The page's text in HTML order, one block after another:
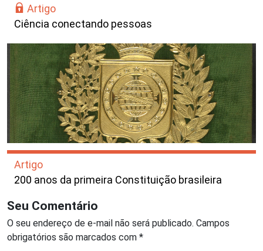
Artigo
Ciência conectando pessoas
Artigo
200 anos da primeira Constituição brasileira
Seu Comentário
O seu endereço de e-mail não será publicado. Campos
obrigatórios são marcados com *